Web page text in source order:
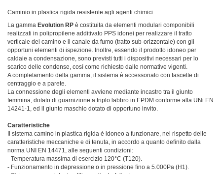
Caminio in plastica rigida resistente agli agenti chimici
La gamma Evolution RP è costituita da elementi modulari componibili
realizzati in polipropilene additivato PPS idonei per realizzare il tratto
verticale del camino e il canale da fumo (tratto sub-orizzontale) con gli
opportuni elementi di ispezione. Inoltre, essendo il prodotto idoneo per
caldaie a condensazione, sono previsti tutti i dispositivi necessari per lo
scarico delle condense, così come richiesto dalle normative vigenti.
A completamento della gamma, il sistema è accessoriato con fascette di
centraggio e a parete.
La connessione degli elementi avviene mediante incastro tra il giunto
femmina, dotato di guarnizione a triplo labbro in EPDM conforme alla UNi EN
14241-1, ed il giunto maschio dotato di opportuno invito.
Caratteristiche
Il sistema camino in plastica rigida è idoneo a funzionare, nel rispetto delle
caratteristiche meccaniche e di tenuta, in accordo a quanto definito dalla
norma UNI EN 14471, alle seguenti condizioni:
- Temperatura massima di esercizio 120°C (T120).
- Funzionamento in depressione o in pressione fino a 5.000Pa (H1).